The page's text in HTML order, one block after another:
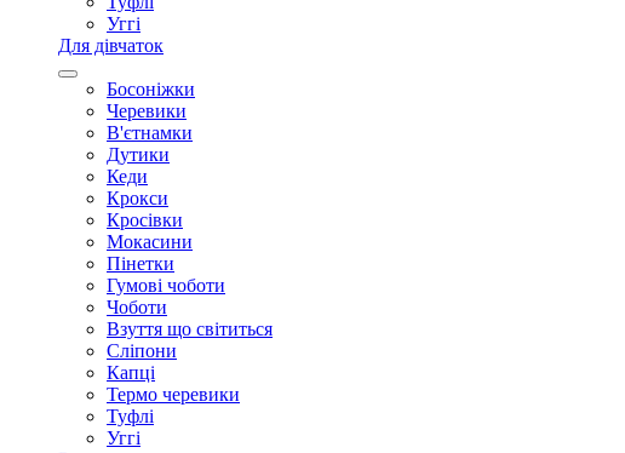
Уггі
Для дівчаток
Босоніжки
Черевики
В'єтнамки
Дутики
Кеди
Крокси
Кросівки
Мокасини
Пінетки
Гумові чоботи
Чоботи
Взуття що світиться
Сліпони
Капці
Термо черевики
Туфлі
Уггі